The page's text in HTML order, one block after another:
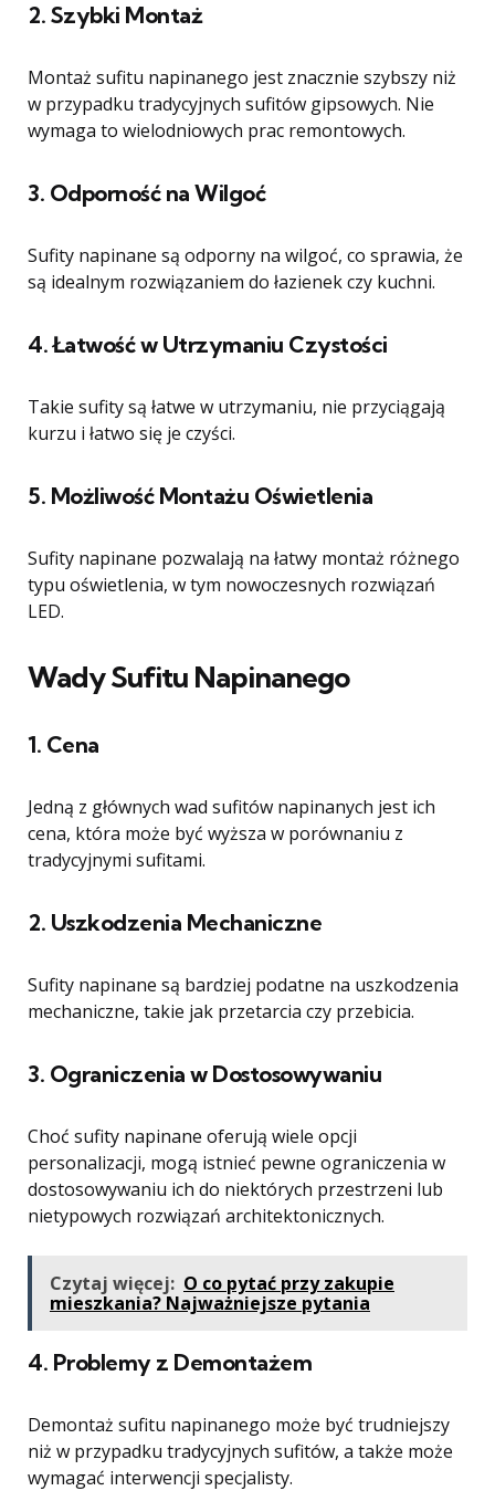
2. Szybki Montaż
Montaż sufitu napinanego jest znacznie szybszy niż
w przypadku tradycyjnych sufitów gipsowych. Nie
wymaga to wielodniowych prac remontowych.
3. Odporność na Wilgoć
Sufity napinane są odporny na wilgoć, co sprawia, że
są idealnym rozwiązaniem do łazienek czy kuchni.
4. Łatwość w Utrzymaniu Czystości
Takie sufity są łatwe w utrzymaniu, nie przyciągają
kurzu i łatwo się je czyści.
5. Możliwość Montażu Oświetlenia
Sufity napinane pozwalają na łatwy montaż różnego
typu oświetlenia, w tym nowoczesnych rozwiązań
LED.
Wady Sufitu Napinanego
1. Cena
Jedną z głównych wad sufitów napinanych jest ich
cena, która może być wyższa w porównaniu z
tradycyjnymi sufitami.
2. Uszkodzenia Mechaniczne
Sufity napinane są bardziej podatne na uszkodzenia
mechaniczne, takie jak przetarcia czy przebicia.
3. Ograniczenia w Dostosowywaniu
Choć sufity napinane oferują wiele opcji
personalizacji, mogą istnieć pewne ograniczenia w
dostosowywaniu ich do niektórych przestrzeni lub
nietypowych rozwiązań architektonicznych.
Czytaj więcej: O co pytać przy zakupie
mieszkania? Najważniejsze pytania
4. Problemy z Demontażem
Demontaż sufitu napinanego może być trudniejszy
niż w przypadku tradycyjnych sufitów, a także może
wymagać interwencji specjalisty.